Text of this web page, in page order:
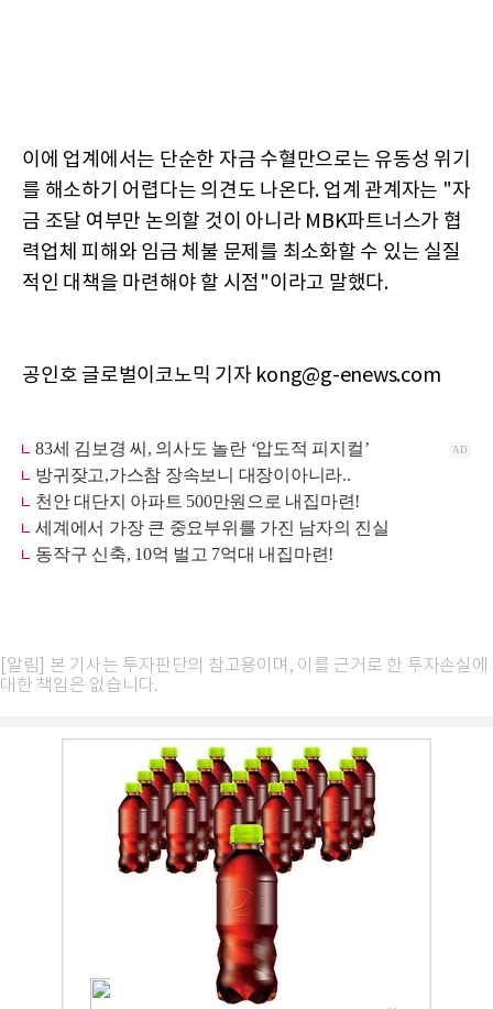
이에 업계에서는 단순한 자금 수혈만으로는 유동성 위기
를 해소하기 어렵다는 의견도 나온다. 업계 관계자는 "자
금 조달 여부만 논의할 것이 아니라 MBK파트너스가 협
력업체 피해와 임금 체불 문제를 최소화할 수 있는 실질
적인 대책을 마련해야 할 시점"이라고 말했다.
공인호 글로벌이코노믹 기자 kong@g-enews.com
[알림] 본 기사는 투자판단의 참고용이며, 이를 근거로 한 투자손실에
대한 책임은 없습니다.